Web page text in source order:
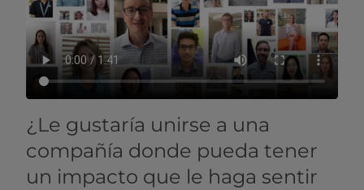
¿Le gustaría unirse a una
compañía donde pueda tener
un impacto que le haga sentir